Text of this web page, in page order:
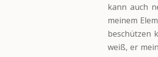
kann auch
meinem
beschützen
weiß, er